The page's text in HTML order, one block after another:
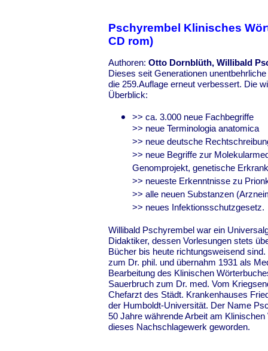
Pschyrembel Klinisches
CD rom)
Authoren: Otto Dornblüth, Willibald
Dieses seit Generationen
die 259.Auflage erneut verbessert. Die
Überblick:
>> ca. 3.000 neue Fachbegriffe
>> neue Terminologia anatomica
>> neue deutsche
>> neue Begriffe zur
Genomprojekt, genetische
>> neueste Erkenntnisse zu
>> alle neuen Substanzen
>> neues Infektionsschutzgesetz.
Willibald Pschyrembel war ein
Didaktiker, dessen Vorlesungen stets
Bücher bis heute richtungsweisend
zum Dr. phil. und übernahm 1931 als
Bearbeitung des Klinischen
Sauerbruch zum Dr. med. Vom
Chefarzt des Städt. Krankenhauses
der Humboldt-Universität. Der Name
50 Jahre währende Arbeit am
dieses Nachschlagewerk